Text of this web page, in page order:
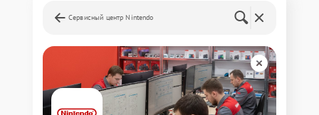
Сервисный центр Nintendo